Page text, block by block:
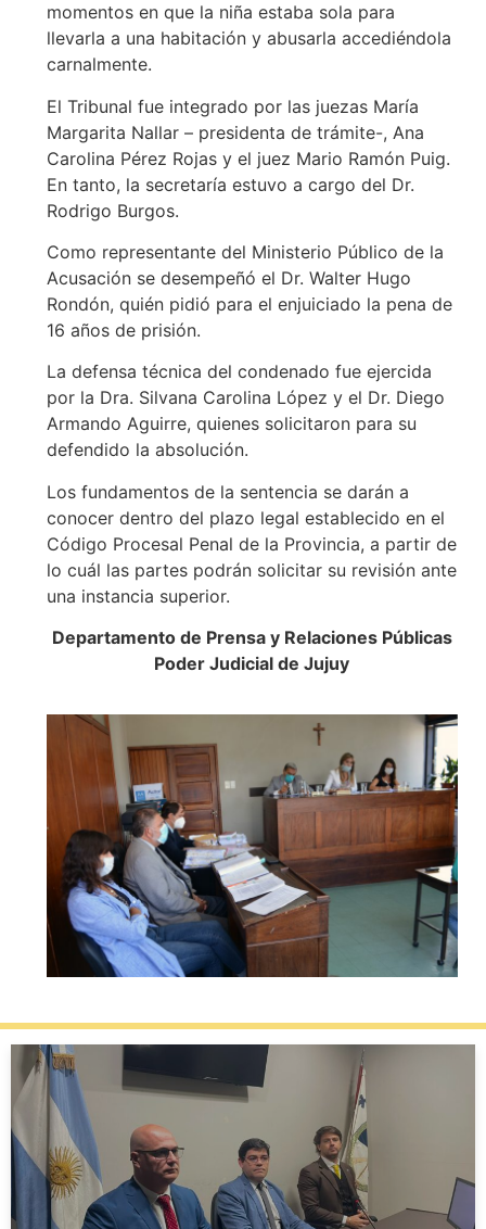
momentos en que la niña estaba sola para
llevarla a una habitación y abusarla accediéndola
carnalmente.
El Tribunal fue integrado por las juezas María
Margarita Nallar – presidenta de trámite-, Ana
Carolina Pérez Rojas y el juez Mario Ramón Puig.
En tanto, la secretaría estuvo a cargo del Dr.
Rodrigo Burgos.
Como representante del Ministerio Público de la
Acusación se desempeñó el Dr. Walter Hugo
Rondón, quién pidió para el enjuiciado la pena de
16 años de prisión.
La defensa técnica del condenado fue ejercida
por la Dra. Silvana Carolina López y el Dr. Diego
Armando Aguirre, quienes solicitaron para su
defendido la absolución.
Los fundamentos de la sentencia se darán a
conocer dentro del plazo legal establecido en el
Código Procesal Penal de la Provincia, a partir de
lo cuál las partes podrán solicitar su revisión ante
una instancia superior.
Departamento de Prensa y Relaciones Públicas
Poder Judicial de Jujuy